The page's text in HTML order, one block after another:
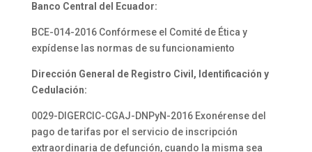
Banco Central del Ecuador:
BCE-014-2016 Confórmese el Comité de Ética y
expídense las normas de su funcionamiento
Dirección General de Registro Civil, Identificación y
Cedulación:
0029-DIGERCIC-CGAJ-DNPyN-2016 Exonérense del
pago de tarifas por el servicio de inscripción
extraordinaria de defunción, cuando la misma sea